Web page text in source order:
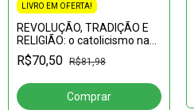
LIVRO EM OFERTA!
REVOLUÇÃO, TRADIÇÃO E
RELIGIÃO: o catolicismo nas
veredas da polí­tica: o jornal
Brasil, Urgente - 1963/64
R$70,50 R$81,98